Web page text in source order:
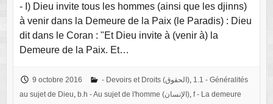
- I) Dieu invite tous les hommes (ainsi que les djinns)
à venir dans la Demeure de la Paix (le Paradis) : Dieu
dit dans le Coran : "Et Dieu invite à (venir à) la
Demeure de la Paix. Et…
9 octobre 2016 - Devoirs et Droits (الحقوق), 1.1 - Généralités
au sujet de Dieu, b.h - Au sujet de l'homme (الإنسان), f - La demeure